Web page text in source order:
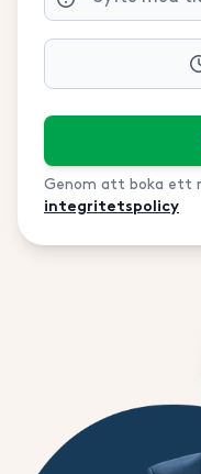
Genom att boka ett
integritetspolicy